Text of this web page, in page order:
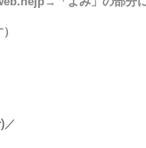
／